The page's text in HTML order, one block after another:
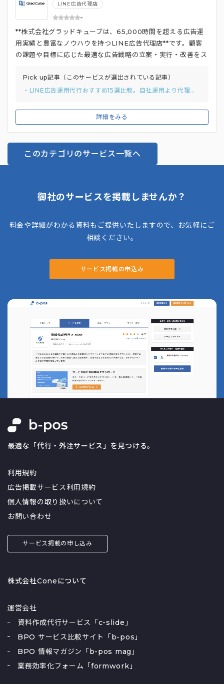
LINE広告代理店
-
詳細をみる
**株式会社グラッドキューブは、65,000時間を超える広告運
用実績と豊富なノウハウを持つLINE広告代理店**です。顧客
の課題や目標に応じた最適な広告戦略の立案・実行・改善をス
めとする広告運用だけでなく、**自社開発のサイト解析ツール
「SiTest」を活用したWebサイト改善、動画制作、SEO対
る点も強み**。LINE社の担当者と連携し、常に最新の機能や
ユーザー動向などの情報交換をおこないながら、顧客のLINE
Pick up記事（このサービスが選出されている記事）
・LINE広告運用代行おすすめ15選比較。自社運用より代理店委託が効果的な理由も
このカテゴリのサービス一覧へ
御社のサービスを掲載しませんか？
料金や詳細がわかる資料もご提供いたしますので、お気軽にご
相談ください。
サービス掲載の申込み
最適な「代行・外注サービス」を見つける。
利用規約
広告掲載サービス利用規約
個人情報の取り扱いについて
お問い合わせ
サービス掲載の申し込み
株式会社Coneについて
運営会社
資料作成代行サービス「c-slide」
BPO サービス比較サイト「b-pos」
BPO 情報マガジン「b-pos mag」
業務効率化フォーム「formwork」